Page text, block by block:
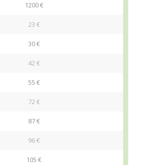
1200 €
23 €
30 €
42 €
55 €
72 €
87 €
96 €
105 €